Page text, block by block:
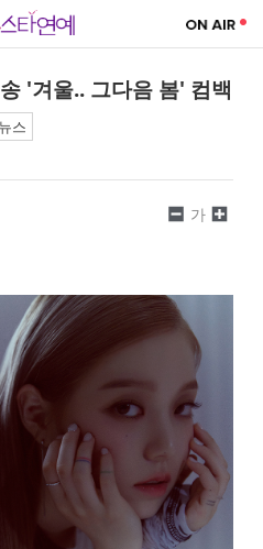
'겨울.. 그다음 봄' 컴백
스
가